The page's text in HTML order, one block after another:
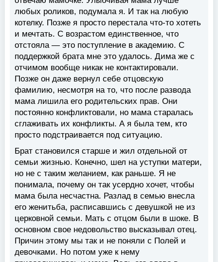
любых роликов, подумала я. И так на любую
котелку. Позже я просто перестала что-то хотеть
и мечтать. С возрастом единственное, что
отстояла — это поступление в академию. С
поддержкой брата мне это удалось. Дима же с
отчимом вообще никак не контактировали.
Позже он даже вернул себе отцовскую
фамилию, несмотря на то, что после развода
мама лишила его родительских прав. Они
постоянно конфликтовали, но мама старалась
сглаживать их конфликты. А я была тем, кто
просто подстраивается под ситуацию.
Брат становился старше и жил отдельной от
семьи жизнью. Конечно, шел на уступки матери,
но не с таким желанием, как раньше. Я не
понимала, почему он так усердно хочет, чтобы
мама была несчастна. Разлад в семью внесла
его женитьба, расписавшись с девушкой не из
церковной семьи. Мать с отцом были в шоке. В
основном свое недовольство высказывал отец.
Причин этому мы так и не поняли с Полей и
девочками. Но потом уже к нему